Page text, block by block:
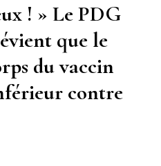
! » Le PDG
que le
du vaccin
contre